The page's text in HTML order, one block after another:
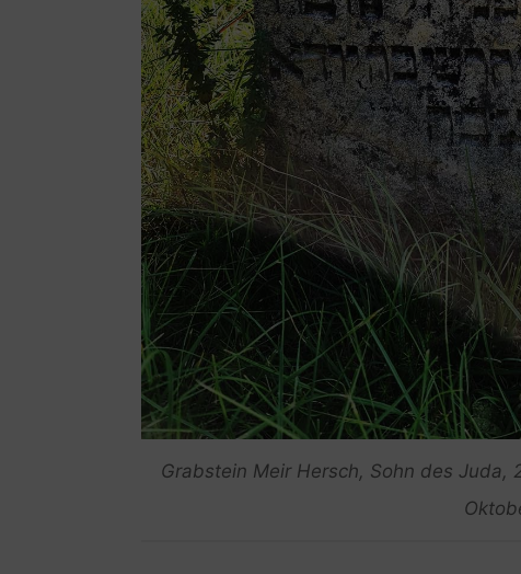
Grabstein Meir Hersch, Sohn des Juda,